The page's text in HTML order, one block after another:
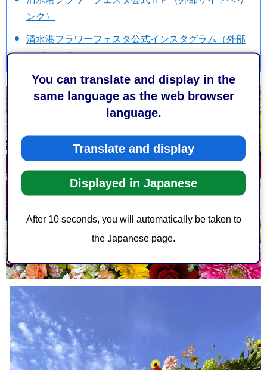
You can translate and display in the
same language as the web browser
language.
Translate and display
Displayed in Japanese
After 10 seconds, you will automatically be taken to
the Japanese page.
ンク）
清水港フラワーフェスタ公式インスタグラム（外部
サイトへリンク）